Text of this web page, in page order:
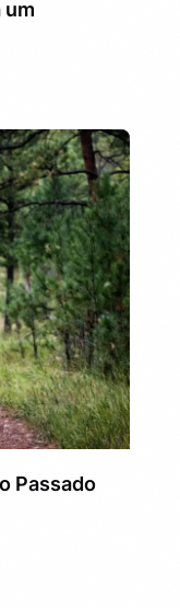
um
Passado